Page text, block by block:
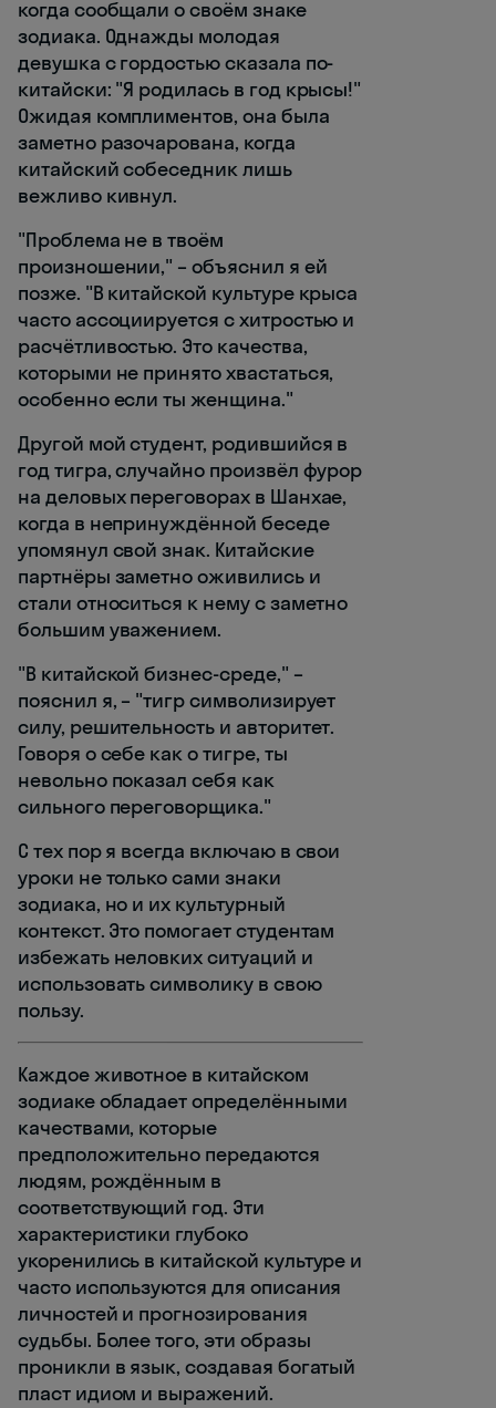
когда сообщали о своём знаке
зодиака. Однажды молодая
девушка с гордостью сказала по-
китайски: "Я родилась в год крысы!"
Ожидая комплиментов, она была
заметно разочарована, когда
китайский собеседник лишь
вежливо кивнул.
"Проблема не в твоём
произношении," – объяснил я ей
позже. "В китайской культуре крыса
часто ассоциируется с хитростью и
расчётливостью. Это качества,
которыми не принято хвастаться,
особенно если ты женщина."
Другой мой студент, родившийся в
год тигра, случайно произвёл фурор
на деловых переговорах в Шанхае,
когда в непринуждённой беседе
упомянул свой знак. Китайские
партнёры заметно оживились и
стали относиться к нему с заметно
большим уважением.
"В китайской бизнес-среде," –
пояснил я, – "тигр символизирует
силу, решительность и авторитет.
Говоря о себе как о тигре, ты
невольно показал себя как
сильного переговорщика."
С тех пор я всегда включаю в свои
уроки не только сами знаки
зодиака, но и их культурный
контекст. Это помогает студентам
избежать неловких ситуаций и
использовать символику в свою
пользу.
Каждое животное в китайском
зодиаке обладает определёнными
качествами, которые
предположительно передаются
людям, рождённым в
соответствующий год. Эти
характеристики глубоко
укоренились в китайской культуре и
часто используются для описания
личностей и прогнозирования
судьбы. Более того, эти образы
проникли в язык, создавая богатый
пласт идиом и выражений.